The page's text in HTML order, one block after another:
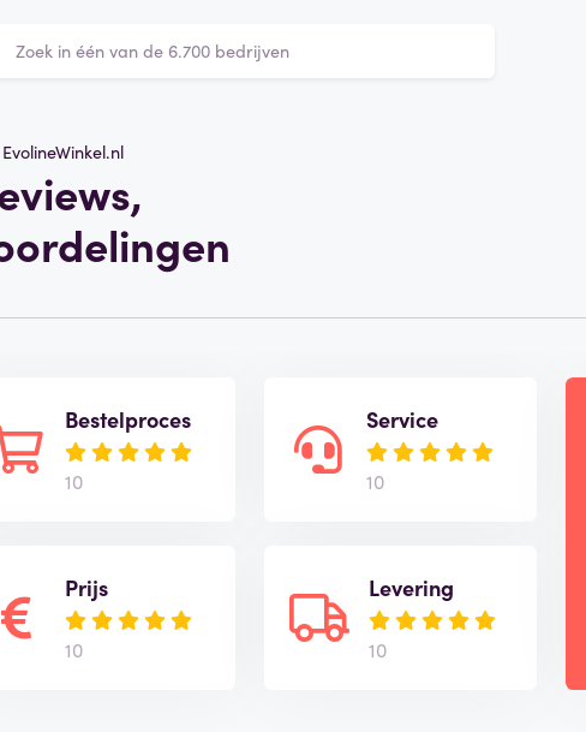
EvolineWinkel.nl
Bestelproces
10
Prijs
10
Service
10
Levering
10